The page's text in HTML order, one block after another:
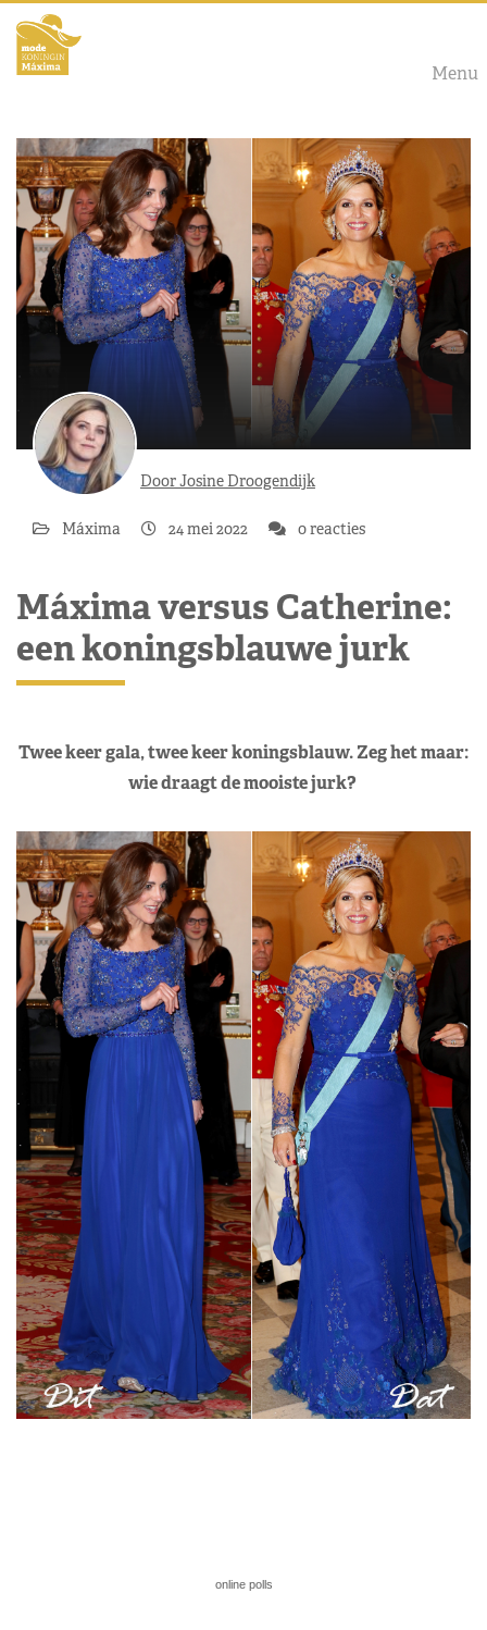
Menu
Door Josine Droogendijk
Máxima 24 mei 2022 0 reacties
Máxima versus Catherine:
een koningsblauwe jurk
Twee keer gala, twee keer koningsblauw. Zeg het maar:
wie draagt de mooiste jurk?
online polls